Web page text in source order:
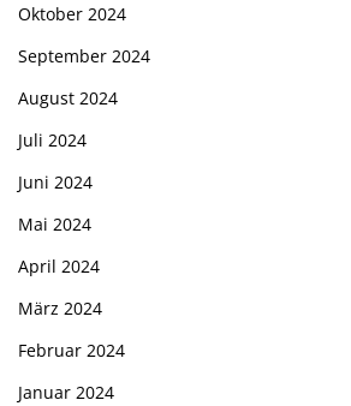
Oktober 2024
September 2024
August 2024
Juli 2024
Juni 2024
Mai 2024
April 2024
März 2024
Februar 2024
Januar 2024